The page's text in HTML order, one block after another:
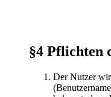
§4 Pflichten
Der Nutzer